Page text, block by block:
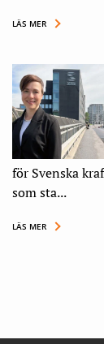
LÄS MER
för Svenska
som sta...
LÄS MER